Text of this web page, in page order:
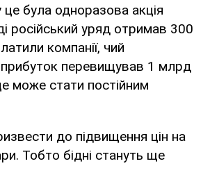
була одноразова акція
російський уряд отримав 300
компанії, чий
перевищував 1 млрд
може стати постійним
до підвищення цін на
Тобто бідні стануть ще